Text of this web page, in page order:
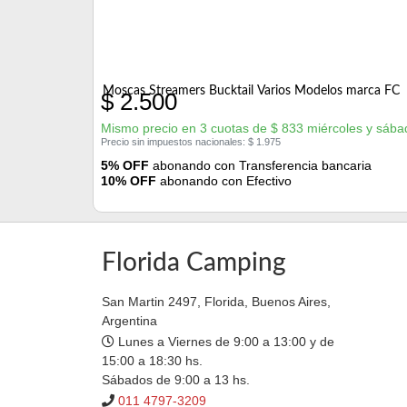
Moscas Streamers Bucktail Varios Modelos marca FC
$2.500
Mismo precio en 3 cuotas de $ 833 miércoles y
Precio sin impuestos nacionales: $ 1.975
5% OFF abonando con Transferencia bancaria
10% OFF abonando con Efectivo
Florida Camping
San Martin 2497, Florida, Buenos Aires,
Argentina
Lunes a Viernes de 9:00 a 13:00 y de
15:00 a 18:30 hs.
Sábados de 9:00 a 13 hs.
011 4797-3209